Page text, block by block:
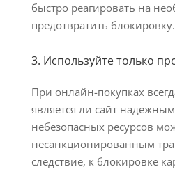
быстро реагировать на
предотвратить блокировку.
3. Используйте только
При онлайн-покупках
является ли сайт
небезопасных ресурсов
несанкционированным
следствие, к блокировке